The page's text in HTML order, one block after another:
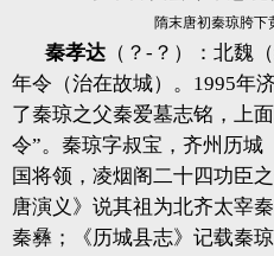
隋末唐初秦琼胯下
秦孝达 （？-？）：北魏
年令（治在故城）。1995年
了秦琼之父秦爱墓志铭，上
令”。秦琼字叔宝，齐州历城
国将领，凌烟阁二十四功臣
唐演义》说其祖为北齐太宰
秦彝；《历城县志》记载秦